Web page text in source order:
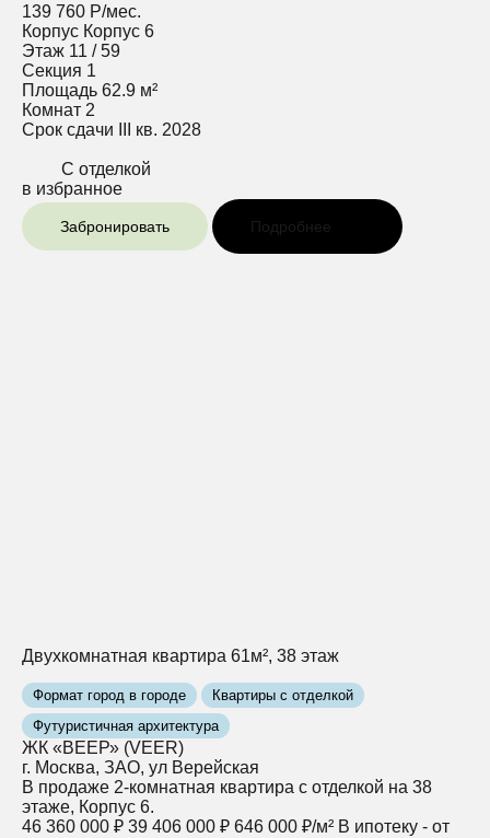
139 760 Р/мес.
Корпус Корпус 6
Этаж 11 / 59
Секция 1
Площадь 62.9 м²
Комнат 2
Срок сдачи
III кв. 2028
С отделкой
в избранное
Забронировать Подробнее
Двухкомнатная квартира 61м², 38 этаж
Формат город в городе
Квартиры с отделкой
Футуристичная архитектура
ЖК «ВЕЕР» (VEER)
г. Москва, ЗАО, ул Верейская
В продаже 2-комнатная квартира с отделкой на 38
этаже, Корпус 6.
46 360 000 ₽ 39 406 000 ₽ 646 000 ₽/м² В ипотеку - от